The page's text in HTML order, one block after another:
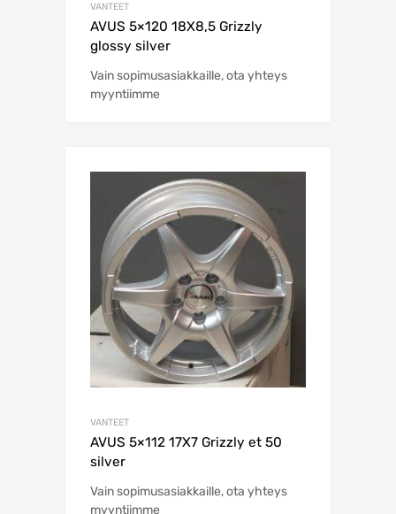
VANTEET
AVUS 5×120 18X8,5 Grizzly
glossy silver
Vain sopimusasiakkaille, ota yhteys
myyntiimme
VANTEET
AVUS 5×112 17X7 Grizzly et 50
silver
Vain sopimusasiakkaille, ota yhteys
myyntiimme